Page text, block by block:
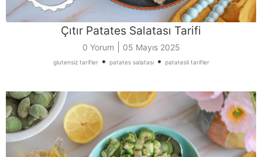
Çıtır Patates Salatası Tarifi
0 Yorum 05 Mayıs 2025
glutensiz tarifler• patates salatası• patatesli tarifler